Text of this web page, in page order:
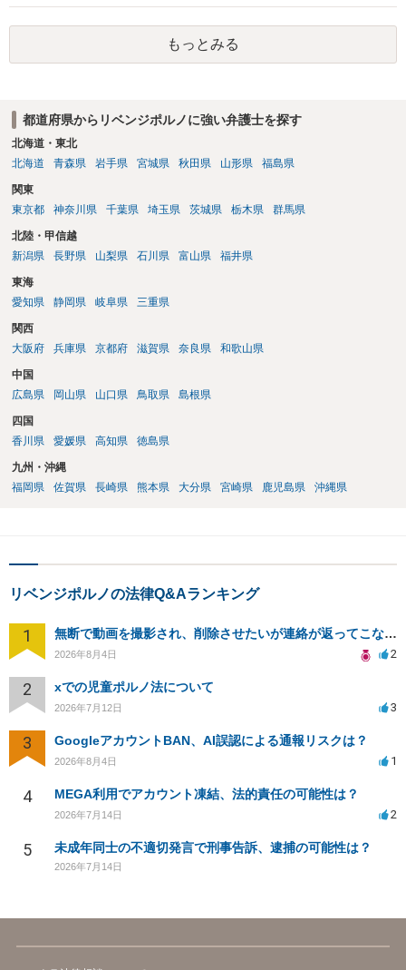
は珍しくない）、これも捜索差押を受けるおそれがあります
もっとみる
都道府県からリベンジポルノに強い弁護士を探す
北海道・東北
北海道
青森県 岩手県 宮城県 秋田県 山形県 福島県
関東
東京都
神奈川県 千葉県 埼玉県 茨城県 栃木県 群馬県
北陸・甲信越
新潟県
長野県 山梨県 石川県 富山県 福井県
東海
愛知県
静岡県 岐阜県 三重県
関西
大阪府
兵庫県 京都府 滋賀県 奈良県 和歌山県
中国
広島県
岡山県 山口県 鳥取県 島根県
四国
香川県
愛媛県 高知県 徳島県
九州・沖縄
福岡県
佐賀県 長崎県 熊本県 大分県 宮崎県 鹿児島県 沖縄県
リベンジポルノの法律Q&Aランキング
1 無断で動画を撮影され、削除させたいが連絡が返ってこない。
2026年8月4日 2
2 xでの児童ポルノ法について
2026年7月12日 3
3 GoogleアカウントBAN、AI誤認による通報リスクは？
2026年8月4日 1
4 MEGA利用でアカウント凍結、法的責任の可能性は？
2026年7月14日 2
5 未成年同士の不適切発言で刑事告訴、逮捕の可能性は？
2026年7月14日